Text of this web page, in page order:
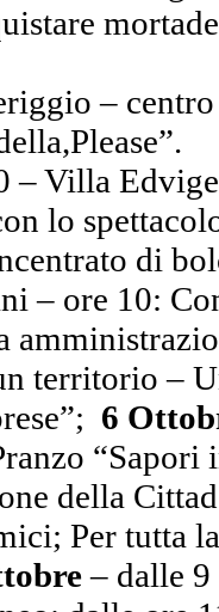
–
– Villa
lo
di
– ore 10:
territorio –
6
“Sapori
della
Per tutta
– dalle